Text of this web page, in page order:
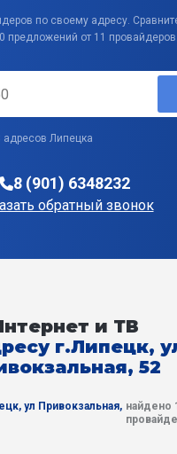
по своему адресу.
предложений от 11 провайдеров.
адресов Липецка
8 (901) 6348232
обратный звонок
и ТВ
г.Липецк,
52
ул Привокзальная, найдено 1